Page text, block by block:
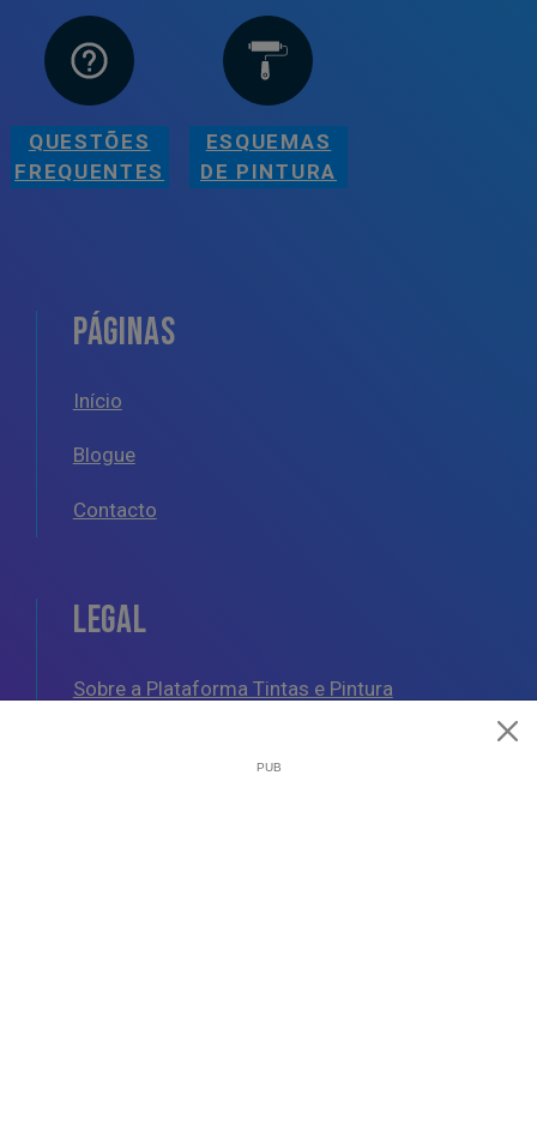
QUESTÕES
FREQUENTES
ESQUEMAS
DE PINTURA
PÁGINAS
Início
Blogue
Contacto
LEGAL
Sobre a Plataforma Tintas e Pintura